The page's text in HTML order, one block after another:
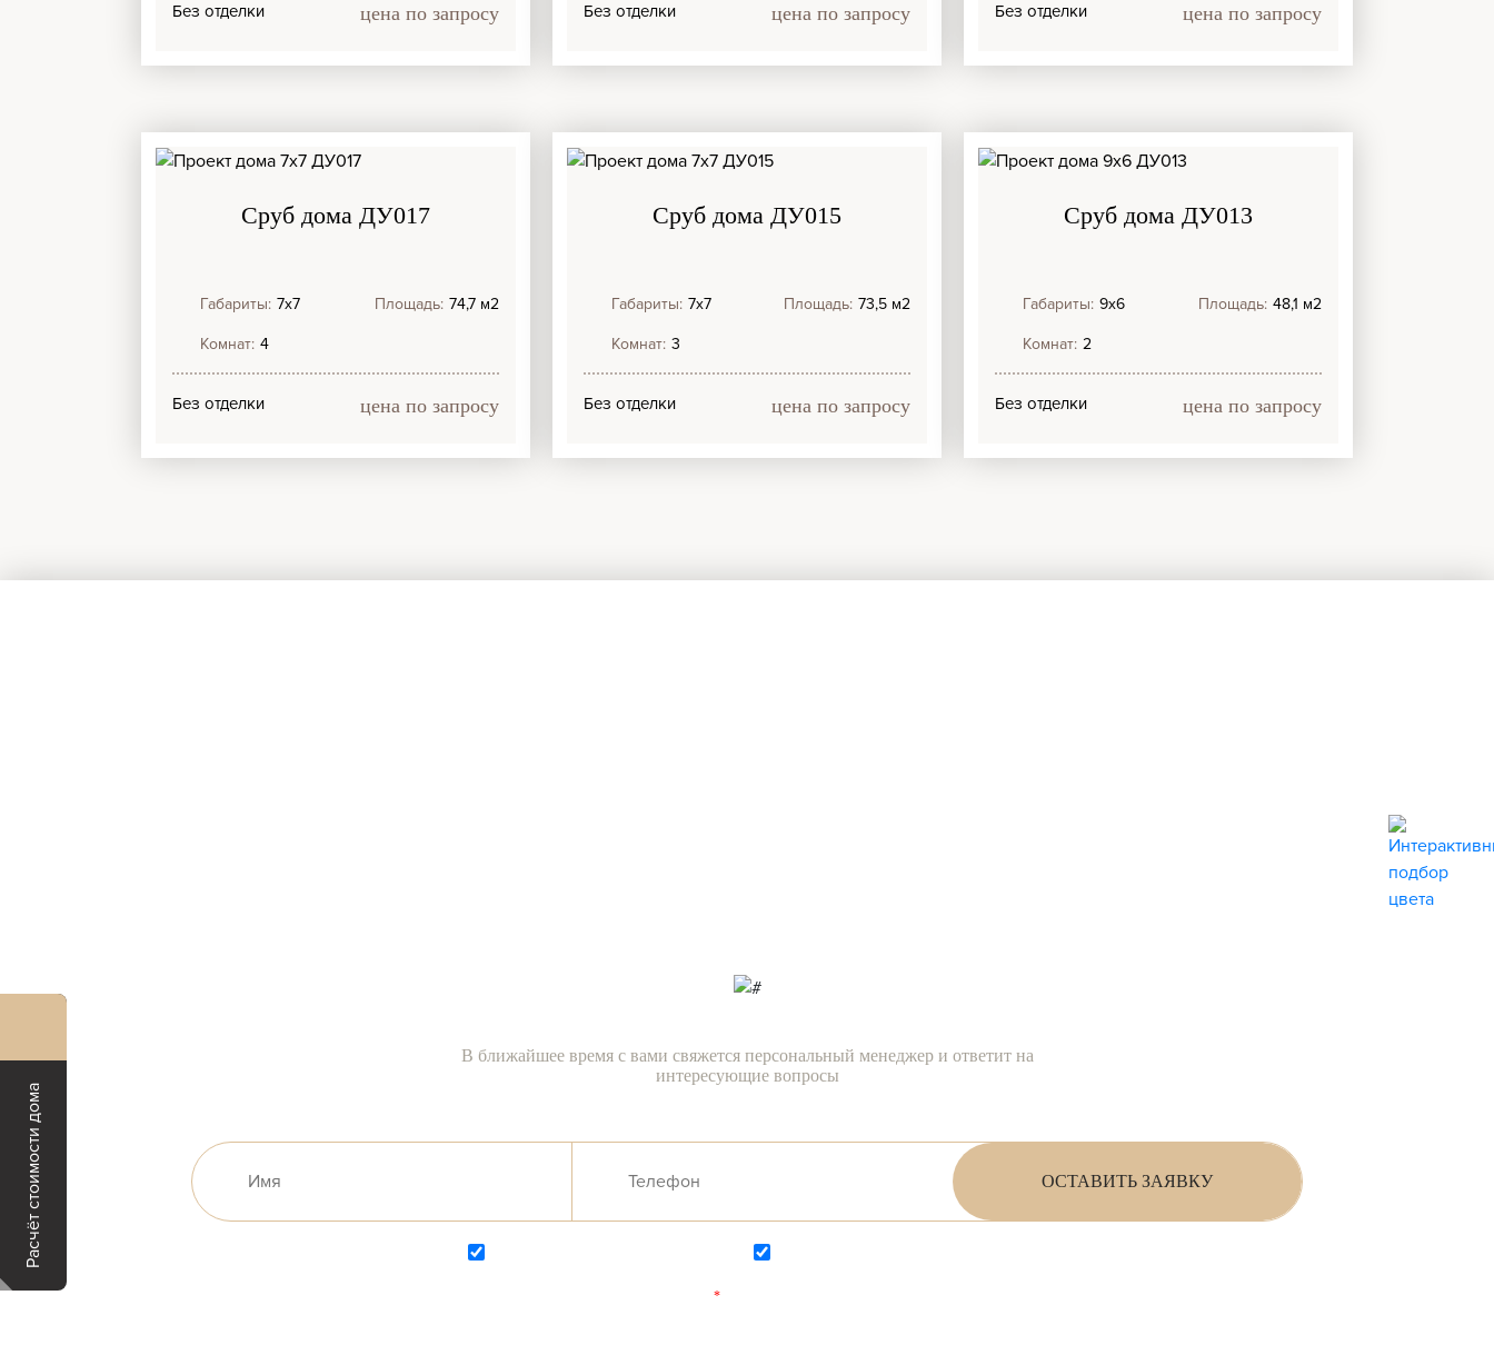
Без отделки цена по запросу Без отделки цена по запросу Без отделки цена по запросу
Сруб дома ДУ017
Габариты: 7х7 Площадь: 74,7 м2
Комнат: 4
Без отделки цена по запросу
Сруб дома ДУ015
Габариты: 7х7 Площадь: 73,5 м2
Комнат: 3
Без отделки цена по запросу
Сруб дома ДУ013
Габариты: 9х6 Площадь: 48,1 м2
Комнат: 2
Без отделки цена по запросу
В ближайшее время с вами свяжется персональный менеджер и ответит на
интересующие вопросы
ОСТАВИТЬ ЗАЯВКУ
*
Расчёт стоимости дома